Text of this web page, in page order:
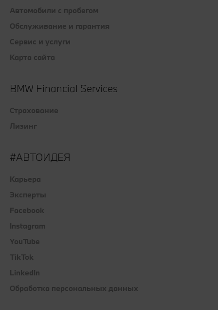
Автомобили с пробегом
Обслуживание и гарантия
Сервис и услуги
Карта сайта
BMW Financial Services
Страхование
Лизинг
#АВТОИДЕЯ
Карьера
Эксперты
Facebook
Instagram
YouTube
TikTok
LinkedIn
Обработка персональных данных